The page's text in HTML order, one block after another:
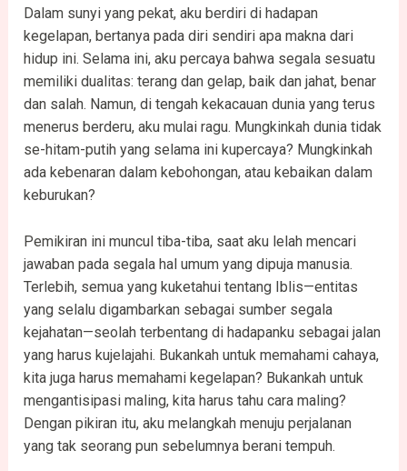
Dalam sunyi yang pekat, aku berdiri di hadapan
kegelapan, bertanya pada diri sendiri apa makna dari
hidup ini. Selama ini, aku percaya bahwa segala sesuatu
memiliki dualitas: terang dan gelap, baik dan jahat, benar
dan salah. Namun, di tengah kekacauan dunia yang terus
menerus berderu, aku mulai ragu. Mungkinkah dunia tidak
se-hitam-putih yang selama ini kupercaya? Mungkinkah
ada kebenaran dalam kebohongan, atau kebaikan dalam
keburukan?
Pemikiran ini muncul tiba-tiba, saat aku lelah mencari
jawaban pada segala hal umum yang dipuja manusia.
Terlebih, semua yang kuketahui tentang Iblis—entitas
yang selalu digambarkan sebagai sumber segala
kejahatan—seolah terbentang di hadapanku sebagai jalan
yang harus kujelajahi. Bukankah untuk memahami cahaya,
kita juga harus memahami kegelapan? Bukankah untuk
mengantisipasi maling, kita harus tahu cara maling?
Dengan pikiran itu, aku melangkah menuju perjalanan
yang tak seorang pun sebelumnya berani tempuh.